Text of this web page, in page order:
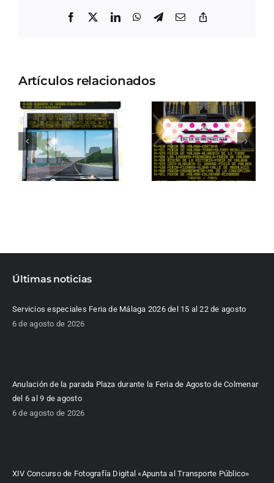
Facebook LinkedInWhatsApp
Telegram
Correo
Artículos relacionados
Últimas noticias
Servicios especiales Feria de Málaga 2026 del 15 al 22 de agosto
6 de agosto de 2026
Anulación de la parada Plaza durante la Feria de Agosto de Colmenar
del 6 al 9 de agosto
6 de agosto de 2026
XIV Concurso de Fotografía Digital «Apunta al Transporte Público»